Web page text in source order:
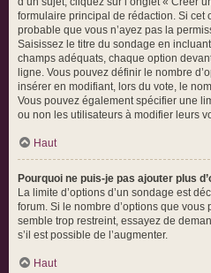
formulaire principal de rédaction. Si cet
probable que vous n’ayez pas la
Saisissez le titre du sondage en
champs adéquats, chaque option
ligne. Vous pouvez définir le nombre
insérer en modifiant, lors du vote, le
Vous pouvez également spécifier une
ou non les utilisateurs à modifier leurs
Haut
Pourquoi ne puis-je pas ajouter plus
La limite d’options d’un sondage est
forum. Si le nombre d’options que
semble trop restreint, essayez de
s’il est possible de l’augmenter.
Haut